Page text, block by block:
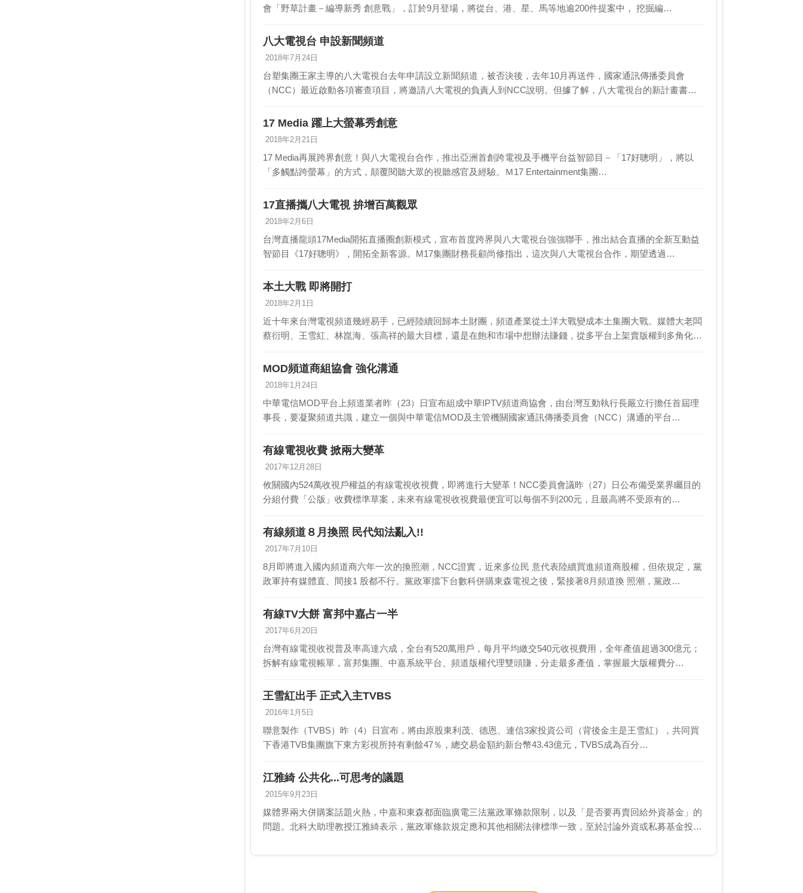
會「野草計畫－編導新秀 創意戰」，訂於9月登場，將從台、港、星、馬等地逾200件提案中， 挖掘編…
八大電視台 申設新聞頻道
2018年7月24日
台塑集團王家主導的八大電視台去年申請設立新聞頻道，被否決後，去年10月再送件，國家通訊傳播委員會
（NCC）最近啟動各項審查項目，將邀請八大電視的負責人到NCC說明。但據了解，八大電視台的新計畫書與
17 Media 躍上大螢幕秀創意
2018年2月21日
17 Media再展跨界創意！與八大電視台合作，推出亞洲首創跨電視及手機平台益智節目－「17好聰明」，將以
「多觸點跨螢幕」的方式，顛覆閱聽大眾的視聽感官及經驗。Ｍ17 Entertainment集團…
17直播攜八大電視 拚增百萬觀眾
2018年2月6日
台灣直播龍頭17Media開拓直播圈創新模式，宣布首度跨界與八大電視台強強聯手，推出結合直播的全新互動益
智節目《17好聰明》，開拓全新客源。M17集團財務長顧尚修指出，這次與八大電視台合作，期望透過…
本土大戰 即將開打
2018年2月1日
近十年來台灣電視頻道幾經易手，已經陸續回歸本土財團，頻道產業從土洋大戰變成本土集團大戰。媒體大老闆
蔡衍明、王雪紅、林崑海、張高祥的最大目標，還是在飽和市場中想辦法賺錢，從多平台上架賣版權到多角化經
MOD頻道商組協會 強化溝通
2018年1月24日
中華電信MOD平台上頻道業者昨（23）日宣布組成中華IPTV頻道商協會，由台灣互動執行長嚴立行擔任首屆理
事長，要凝聚頻道共識，建立一個與中華電信MOD及主管機關國家通訊傳播委員會（NCC）溝通的平台…
有線電視收費 掀兩大變革
2017年12月28日
攸關國內524萬收視戶權益的有線電視收視費，即將進行大變革！NCC委員會議昨（27）日公布備受業界矚目的
分組付費「公版」收費標準草案，未來有線電視收視費最便宜可以每個不到200元，且最高將不受原有的…
有線頻道８月換照 民代知法亂入!!
2017年7月10日
8月即將進入國內頻道商六年一次的換照潮，NCC證實，近來多位民 意代表陸續買進頻道商股權，但依規定，黨
政軍持有媒體直、間接1 股都不行。黨政軍擋下台數科併購東森電視之後，緊接著8月頻道換 照潮，黨政…
有線TV大餅 富邦中嘉占一半
2017年6月20日
台灣有線電視收視普及率高達六成，全台有520萬用戶，每月平均繳交540元收視費用，全年產值超過300億元；
拆解有線電視帳單，富邦集團、中嘉系統平台、頻道版權代理雙頭賺，分走最多產值，掌握最大版權費分…
王雪紅出手 正式入主TVBS
2016年1月5日
聯意製作（TVBS）昨（4）日宣布，將由原股東利茂、德恩、連信3家投資公司（背後金主是王雪紅），共同買
下香港TVB集團旗下東方彩視所持有剩餘47％，總交易金額約新台幣43.43億元，TVBS成為百分…
江雅綺 公共化...可思考的議題
2015年9月23日
媒體界兩大併購案話題火熱，中嘉和東森都面臨廣電三法黨政軍條款限制，以及「是否要再賣回給外資基金」的
問題。北科大助理教授江雅綺表示，黨政軍條款規定應和其他相關法律標準一致，至於討論外資或私募基金投資